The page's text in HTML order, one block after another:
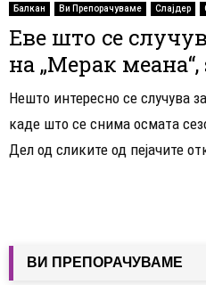
Балкан Ви Препорачуваме Слајдер
Еве што се
на „Мерак
Нешто интересно се случува
каде што се снима осмата
Дел од сликите од пејачите
ВИ ПРЕПОРАЧУВАМЕ